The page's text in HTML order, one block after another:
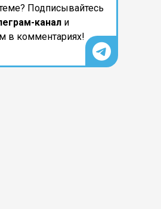
Подписывайтесь
канал и
в комментариях!